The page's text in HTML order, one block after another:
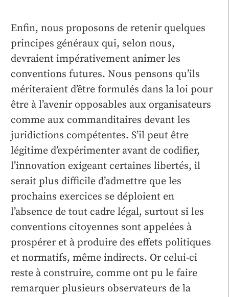
Enfin, nous proposons de retenir quelques
principes généraux qui, selon nous,
devraient impérativement animer les
conventions futures. Nous pensons qu’ils
mériteraient d’être formulés dans la loi pour
être à l’avenir opposables aux organisateurs
comme aux commanditaires devant les
juridictions compétentes. S’il peut être
légitime d’expérimenter avant de codifier,
l’innovation exigeant certaines libertés, il
serait plus difficile d’admettre que les
prochains exercices se déploient en
l’absence de tout cadre légal, surtout si les
conventions citoyennes sont appelées à
prospérer et à produire des effets politiques
et normatifs, même indirects. Or celui-ci
reste à construire, comme ont pu le faire
remarquer plusieurs observateurs de la